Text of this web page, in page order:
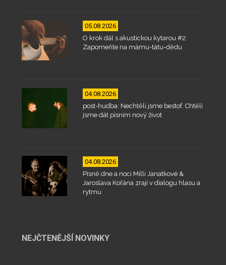
05.08.2026
O krok dál s akustickou kytarou #2:
Zapomeňte na mámu-tátu-dědu
04.08.2026
post-hudba: Nechtěli jsme bestof. Chtěli
jsme dát písním nový život
04.08.2026
Písně dne a noci Milli Janatkové &
Jaroslava Kořána zrají v dialogu hlasu a
rytmu
NEJČTENĚJŠÍ NOVINKY